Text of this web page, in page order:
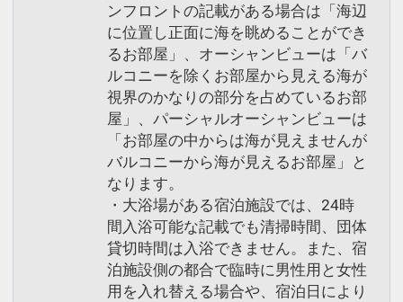
ンフロントの記載がある場合は「海辺
に位置し正面に海を眺めることができ
るお部屋」、オーシャンビューは「バ
ルコニーを除くお部屋から見える海が
視界のかなりの部分を占めているお部
屋」、パーシャルオーシャンビューは
「お部屋の中からは海が見えませんが
バルコニーから海が見えるお部屋」と
なります。
・大浴場がある宿泊施設では、24時
間入浴可能な記載でも清掃時間、団体
貸切時間は入浴できません。また、宿
泊施設側の都合で臨時に男性用と女性
用を入れ替える場合や、宿泊日により